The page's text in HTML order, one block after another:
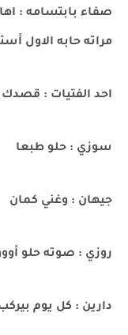
صفاء بابتسامه :
مراته حابه الاول
احد الفتيات :
سوزي : حلو طبعا
جيهان : وغني كمان
روزي : صوته حلو
دارين : كل يوم